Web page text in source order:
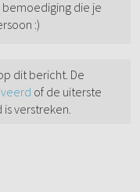
die je
:)
dit bericht. De
of de uiterste
verstreken.